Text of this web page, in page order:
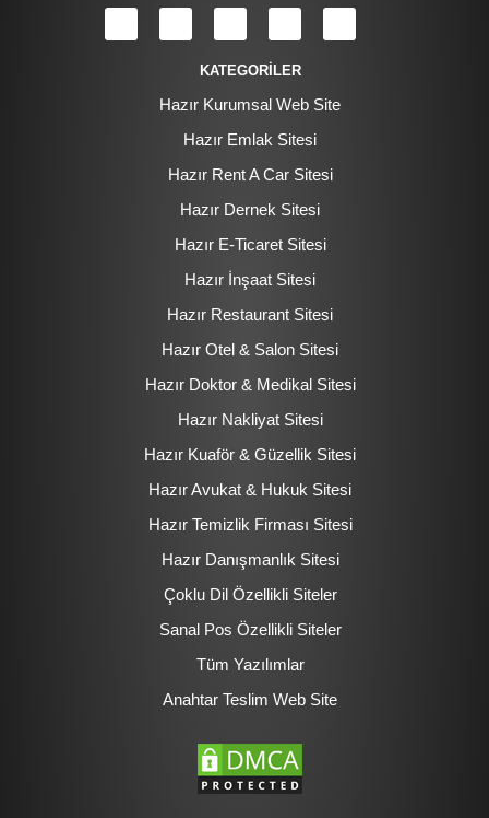
KATEGORİLER
Hazır Kurumsal Web Site
Hazır Emlak Sitesi
Hazır Rent A Car Sitesi
Hazır Dernek Sitesi
Hazır E-Ticaret Sitesi
Hazır İnşaat Sitesi
Hazır Restaurant Sitesi
Hazır Otel & Salon Sitesi
Hazır Doktor & Medikal Sitesi
Hazır Nakliyat Sitesi
Hazır Kuaför & Güzellik Sitesi
Hazır Avukat & Hukuk Sitesi
Hazır Temizlik Firması Sitesi
Hazır Danışmanlık Sitesi
Çoklu Dil Özellikli Siteler
Sanal Pos Özellikli Siteler
Tüm Yazılımlar
Anahtar Teslim Web Site